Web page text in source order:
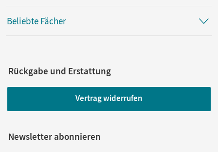
Beliebte Fächer
Rückgabe und Erstattung
Vertrag widerrufen
Newsletter abonnieren